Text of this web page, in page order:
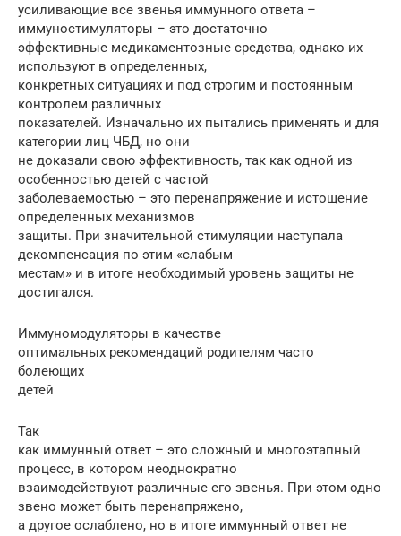
усиливающие все звенья иммунного ответа –
иммуностимуляторы – это достаточно
эффективные медикаментозные средства, однако их
используют в определенных,
конкретных ситуациях и под строгим и постоянным
контролем различных
показателей. Изначально их пытались применять и для
категории лиц ЧБД, но они
не доказали свою эффективность, так как одной из
особенностью детей с частой
заболеваемостью – это перенапряжение и истощение
определенных механизмов
защиты. При значительной стимуляции наступала
декомпенсация по этим «слабым
местам» и в итоге необходимый уровень защиты не
достигался.
Иммуномодуляторы в качестве
оптимальных рекомендаций родителям часто
болеющих
детей
Так
как иммунный ответ – это сложный и многоэтапный
процесс, в котором неоднократно
взаимодействуют различные его звенья. При этом одно
звено может быть перенапряжено,
а другое ослаблено, но в итоге иммунный ответ не